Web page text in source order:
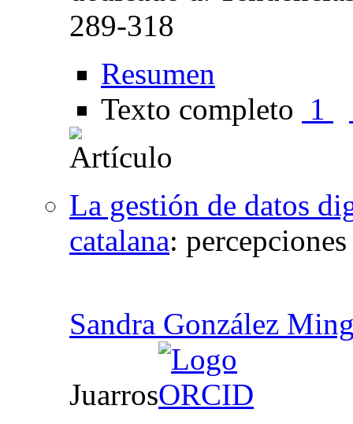
289-318
Resumen
Texto completo 1
La gestión de datos
catalana:
Sandra González
Juarros